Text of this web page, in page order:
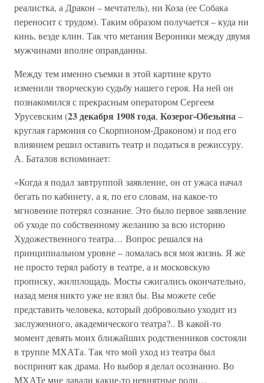
реалистка, а Дракон – мечтатель), ни Коза (ее Собака
переносит с трудом). Таким образом получается – куда ни
кинь, везде клин. Так что метания Вероники между двумя
мужчинами вполне оправданны.
Между тем именно съемки в этой картине круто
изменили творческую судьбу нашего героя. На ней он
познакомился с прекрасным оператором Сергеем
Урусевским (23 декабря 1908 года, Козерог-Обезьяна–
круглая гармония со Скорпионом-Драконом) и под его
влиянием решил оставить театр и податься в режиссуру.
А. Баталов вспоминает:
«Когда я подал завтруппой заявление, он от ужаса начал
бегать по кабинету, а я, по его словам, на какое-то
мгновение потерял сознание. Это было первое заявление
об уходе по собственному желанию за всю историю
Художественного театра… Вопрос решался на
принципиальном уровне – ломалась вся моя жизнь. Я же
не просто терял работу в театре, а и московскую
прописку, жилплощадь. Мосты сжигались окончательно,
назад меня никто уже не взял бы. Вы можете себе
представить человека, который добровольно уходит из
заслуженного, академического театра?.. В какой-то
момент девять моих ближайших родственников состояли
в труппе МХАТа. Так что мой уход из театра был
воспринят как драма. Но выбор я делал осознанно. Во
МХАТе мне давали какие-то невнятные роли…